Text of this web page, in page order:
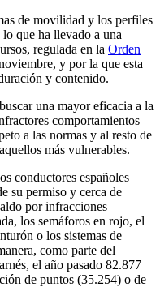
de movilidad y los perfiles
que ha llevado a una
regulada en la Orden
y por la que esta
y contenido.
una mayor eficacia a la
comportamientos
a las normas y al resto de
más vulnerables.
conductores españoles
su permiso y cerca de
por infracciones
los semáforos en rojo, el
o los sistemas de
como parte del
el año pasado 82.877
de puntos (35.254) o de